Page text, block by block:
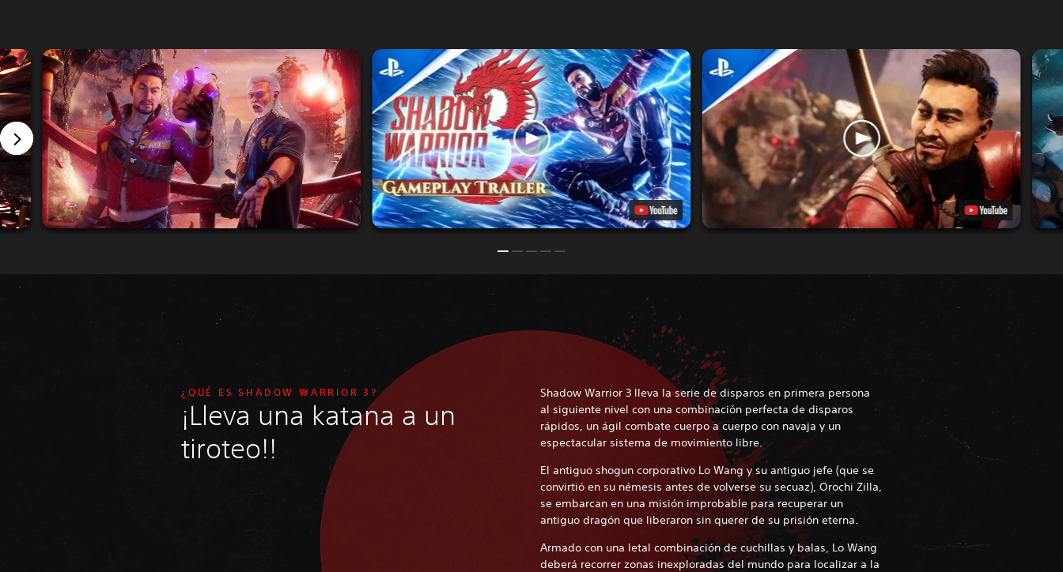
¿QUÉ ES SHADOW WARRIOR 3?
¡Lleva una katana a un
tiroteo!!
Shadow Warrior 3 lleva la serie de disparos en primera persona
al siguiente nivel con una combinación perfecta de disparos
rápidos, un ágil combate cuerpo a cuerpo con navaja y un
espectacular sistema de movimiento libre.
El antiguo shogun corporativo Lo Wang y su antiguo jefe (que se
convirtió en su némesis antes de volverse su secuaz), Orochi Zilla,
se embarcan en una misión improbable para recuperar un
antiguo dragón que liberaron sin querer de su prisión eterna.
Armado con una letal combinación de cuchillas y balas, Lo Wang
deberá recorrer zonas inexploradas del mundo para localizar a la